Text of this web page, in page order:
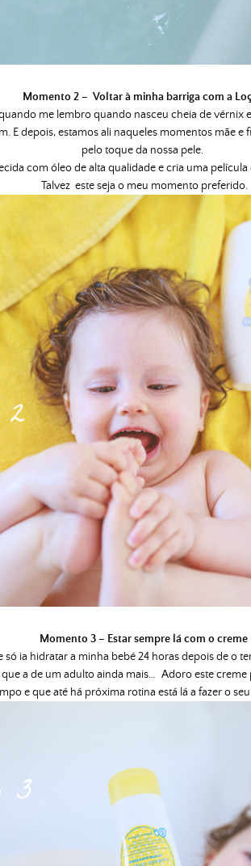
Momento 2 – Voltar à minha barriga com a
me lembro quando nasceu cheia de vérnix
E depois, estamos ali naqueles momentos mãe e
pelo toque da nossa pele.
com óleo de alta qualidade e cria uma
Talvez este seja o meu momento preferido.
Momento 3 – Estar sempre lá com o creme
só ia hidratar a minha bebé 24 horas depois de o
a de um adulto ainda mais… Adoro este
e que até há próxima rotina está lá a fazer o